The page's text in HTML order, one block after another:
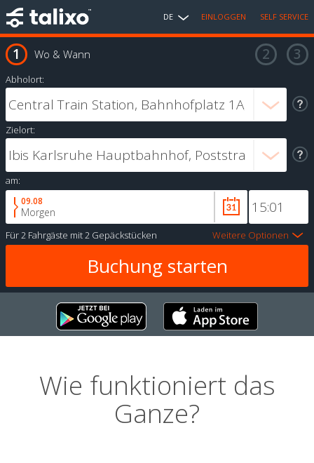
DE EINLOGGEN SELF SERVICE
Wo & Wann
Abholort:
Zielort:
am:
09.08
Morgen
Für2 Fahrgäste mit2 Gepäckstücken Weitere Optionen
Wie funktioniert das
Ganze?